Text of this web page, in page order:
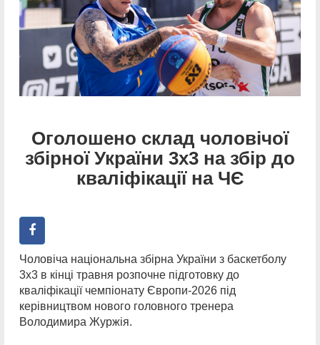
Оголошено склад чоловічої
збірної України 3х3 на збір до
кваліфікації на ЧЄ
Чоловіча національна збірна України з баскетболу
3х3 в кінці травня розпочне підготовку до
кваліфікації чемпіонату Європи-2026 під
керівництвом нового головного тренера
Володимира Журжія.